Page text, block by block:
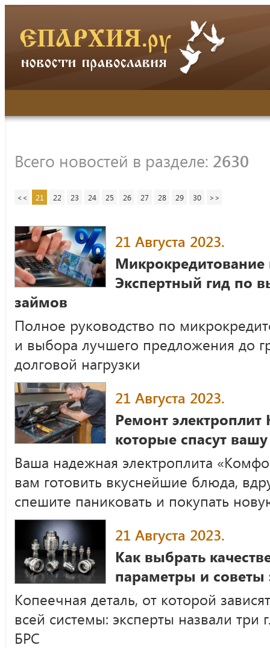
Всего новостей в разделе: 2630
<< 21 22 23 24 25 26 27 28 29 30 >>
21 Августа 2023.
Микрокредитование
Экспертный гид по
займов
Полное руководство по
и выбора лучшего предложения до
долговой нагрузки
21 Августа 2023.
Ремонт
которые спасут
Ваша надежная электроплита
вам готовить вкуснейшие блюда,
спешите паниковать и покупать
21 Августа 2023.
Как выбрать
параметры и советы
Копеечная деталь, от которой
всей системы: эксперты назвали
БРС